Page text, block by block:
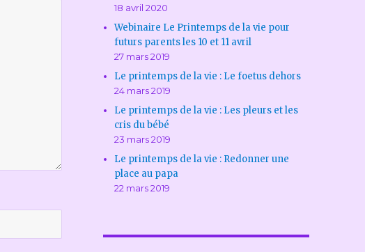
18 avril 2020
Webinaire Le Printemps de la vie pour
futurs parents les 10 et 11 avril
27 mars 2019
Le printemps de la vie : Le foetus dehors
24 mars 2019
Le printemps de la vie : Les pleurs et les
cris du bébé
23 mars 2019
Le printemps de la vie : Redonner une
place au papa
22 mars 2019